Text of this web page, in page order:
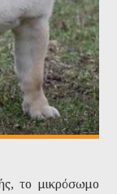
το μικρόσωμο